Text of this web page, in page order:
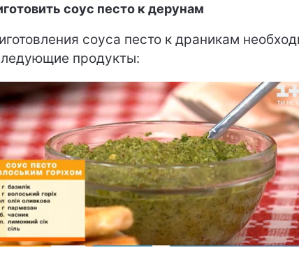
соус песто к дерунам
соуса песто к драникам
продукты: